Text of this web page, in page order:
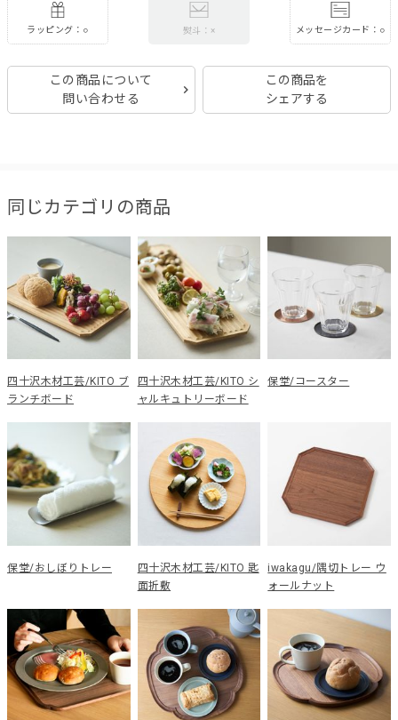
ラッピング：○ 熨斗：× メッセージカード：○
この商品について
問い合わせる
この商品を
シェアする
同じカテゴリの商品
四十沢木材工芸/KITO ブ
ランチボード
四十沢木材工芸/KITO シ
ャルキュトリーボード
保堂/コースター
保堂/おしぼりトレー
四十沢木材工芸/KITO 匙
面折敷
iwakagu/隅切トレー ウ
ォールナット